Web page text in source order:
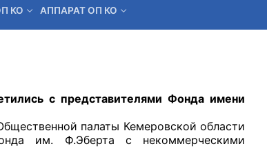
КО АППАРАТ ОП КО
СВЯЗЬ
с представителями Фонда имени
палаты Кемеровской области
им. Ф.Эберта с некоммерческими